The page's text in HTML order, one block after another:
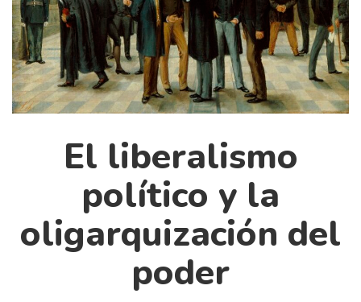
Cine y televisión
Ciudad
Cómics
Críticas
Diccionario portátil de la literatura chilena
Gran reserva
Historia material de los libros
El liberalismo
político y la
oligarquización del
poder